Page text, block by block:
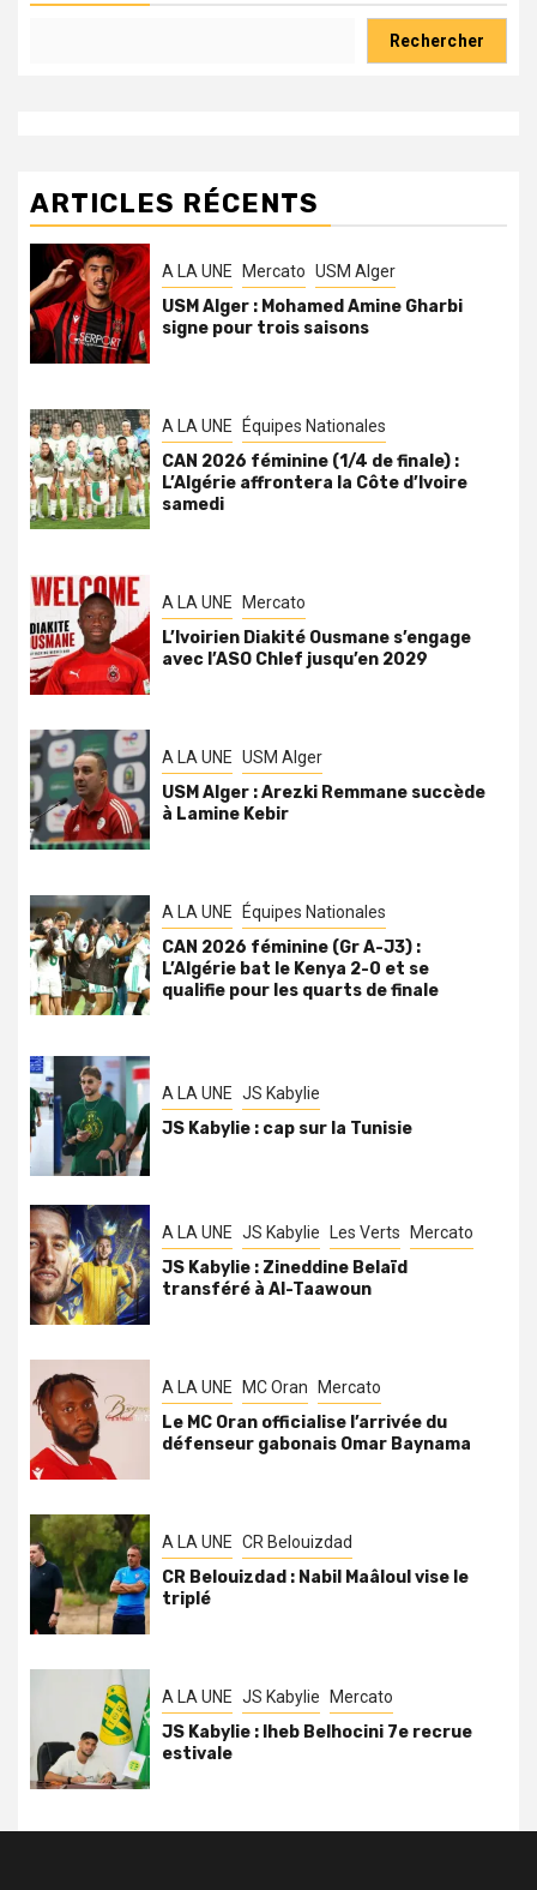
Rechercher
ARTICLES RÉCENTS
A LA UNE Mercato USM Alger
USM Alger : Mohamed Amine Gharbi
signe pour trois saisons
A LA UNE Équipes Nationales
CAN 2026 féminine (1/4 de finale) :
L’Algérie affrontera la Côte d’Ivoire
samedi
A LA UNE Mercato
L’Ivoirien Diakité Ousmane s’engage
avec l’ASO Chlef jusqu’en 2029
A LA UNE USM Alger
USM Alger : Arezki Remmane succède
à Lamine Kebir
A LA UNE Équipes Nationales
CAN 2026 féminine (Gr A-J3) :
L’Algérie bat le Kenya 2-0 et se
qualifie pour les quarts de finale
A LA UNE JS Kabylie
JS Kabylie : cap sur la Tunisie
A LA UNE JS Kabylie Les Verts Mercato
JS Kabylie : Zineddine Belaïd
transféré à Al-Taawoun
A LA UNE MC Oran Mercato
Le MC Oran officialise l’arrivée du
défenseur gabonais Omar Baynama
A LA UNE CR Belouizdad
CR Belouizdad : Nabil Maâloul vise le
triplé
A LA UNE JS Kabylie Mercato
JS Kabylie : Iheb Belhocini 7e recrue
estivale